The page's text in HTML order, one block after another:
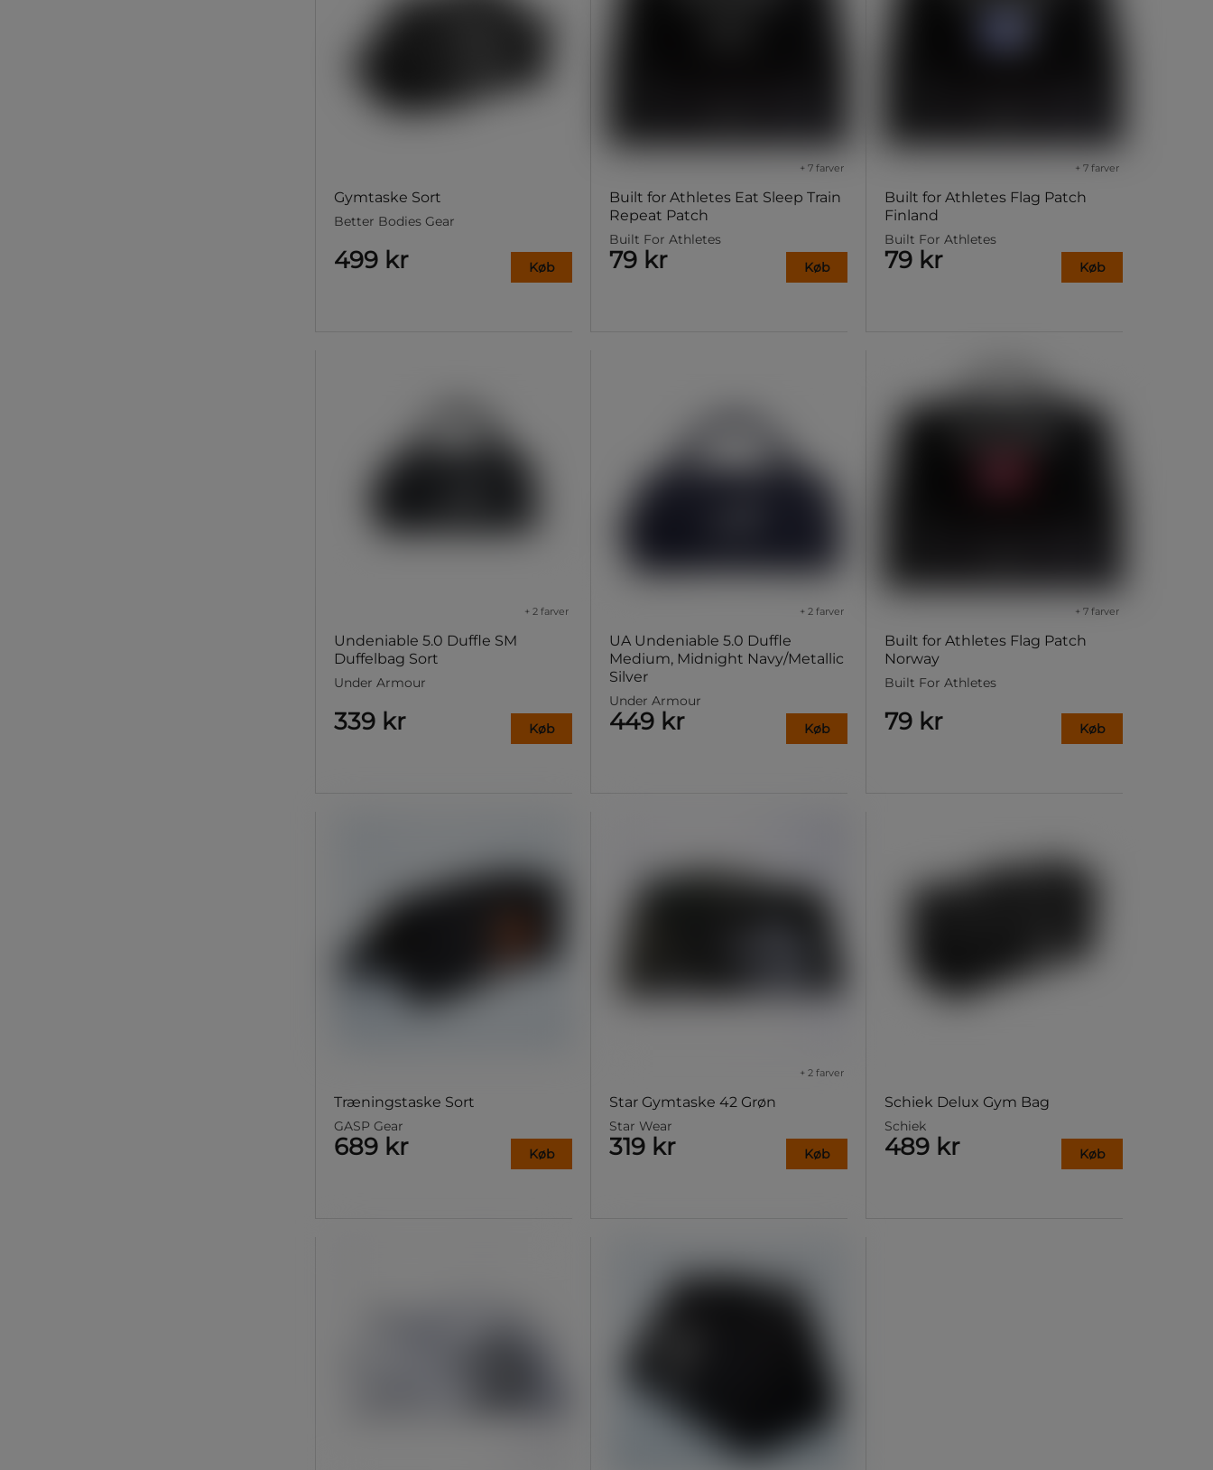
Gymtaske Sort
Better Bodies Gear
499 kr Køb
Built for Athletes Eat Sleep Train
Repeat Patch
+ 7 farver
Built For Athletes
79 kr Køb
Built for Athletes Flag Patch
Finland
+ 7 farver
Built For Athletes
79 kr Køb
Undeniable 5.0 Duffle SM
Duffelbag Sort
+ 2 farver
Under Armour
339 kr Køb
UA Undeniable 5.0 Duffle
Medium, Midnight Navy/Metallic
Silver
+ 2 farver
Under Armour
449 kr Køb
Built for Athletes Flag Patch
Norway
+ 7 farver
Built For Athletes
79 kr Køb
Træningstaske Sort
GASP Gear
689 kr Køb
Star Gymtaske 42 Grøn
+ 2 farver
Star Wear
319 kr Køb
Schiek Delux Gym Bag
Schiek
489 kr Køb